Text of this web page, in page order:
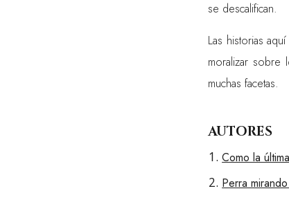
se descalifican.
Las historias
moralizar
muchas facetas.
AUTORES
Como la
Perra